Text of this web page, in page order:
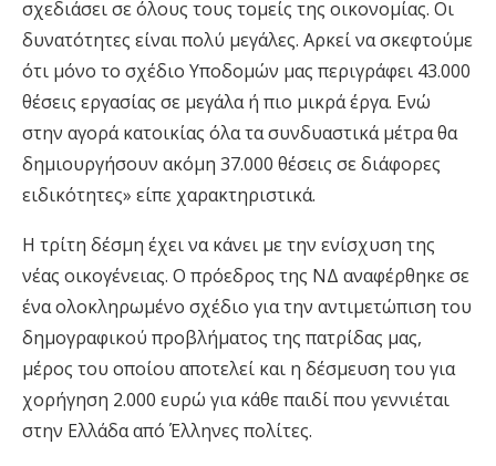
σχεδιάσει σε όλους τους τομείς της οικονομίας. Οι
δυνατότητες είναι πολύ μεγάλες. Αρκεί να σκεφτούμε
ότι μόνο το σχέδιο Υποδομών μας περιγράφει 43.000
θέσεις εργασίας σε μεγάλα ή πιο μικρά έργα. Ενώ
στην αγορά κατοικίας όλα τα συνδυαστικά μέτρα θα
δημιουργήσουν ακόμη 37.000 θέσεις σε διάφορες
ειδικότητες» είπε χαρακτηριστικά.
Η τρίτη δέσμη έχει να κάνει με την ενίσχυση της
νέας οικογένειας. Ο πρόεδρος της ΝΔ αναφέρθηκε σε
ένα ολοκληρωμένο σχέδιο για την αντιμετώπιση του
δημογραφικού προβλήματος της πατρίδας μας,
μέρος του οποίου αποτελεί και η δέσμευση του για
χορήγηση 2.000 ευρώ για κάθε παιδί που γεννιέται
στην Ελλάδα από Έλληνες πολίτες.